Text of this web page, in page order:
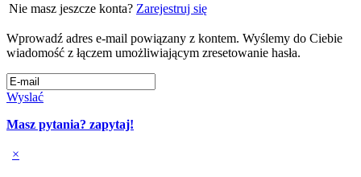
Nie masz jeszcze konta? Zarejestruj się
Wprowadź adres e-mail powiązany z kontem. Wyślemy do Ciebie
wiadomość z łączem umożliwiającym zresetowanie hasła.
Wyslać
Masz pytania? zapytaj!
×